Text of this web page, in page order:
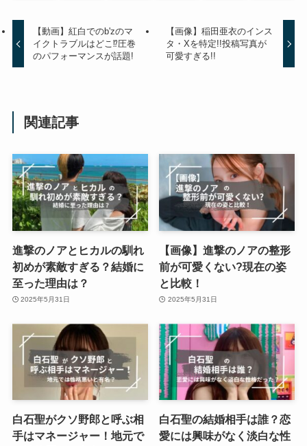
【動画】紅白でのb'zのマ
イクトラブルはどこ⁉圧巻
のパフォーマンスが話題!
【画像】稲田亜衣のインス
タ・Xを特定!!投稿写真が
可愛すぎる!!
関連記事
進撃のノアとヒカルの馴れ
初めが素敵すぎる？結婚に
至った理由は？
2025年5月31日
【画像】進撃のノアの整形
前が可愛くない?現在の姿
と比較！
2025年5月31日
白石聖がクソ野郎と呼ぶ相
手はマネージャー！地元で
白石聖の結婚相手は誰？恋
愛には興味がなく淡白な性